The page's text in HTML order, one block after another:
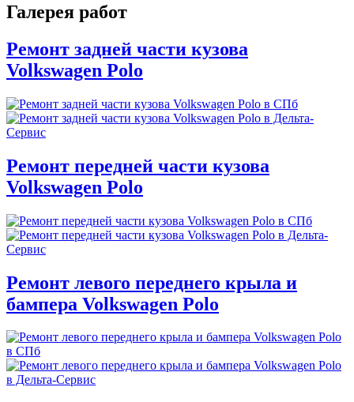
Галерея работ
Ремонт задней части кузова
Volkswagen Polo
Ремонт передней части кузова
Volkswagen Polo
Ремонт левого переднего крыла и
бампера Volkswagen Polo